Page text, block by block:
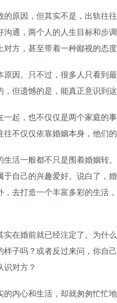
因，但其实不是，出轨往
通，两个人的人生目标和步
方，甚至带着一种鄙视的态度
。只不过，很多人只看到
但遗憾的是，能真正意识到这
起，也不仅仅是两个家庭的
不仅仅依靠婚姻本身，他们
一般都不只是围着婚姻转
自己的兴趣爱好。说白了，
去打造一个丰富多彩的生活
婚前就已经注定了。为什
子吗？或者反过来问，你自
对方？
心和生活，却就匆匆忙忙地